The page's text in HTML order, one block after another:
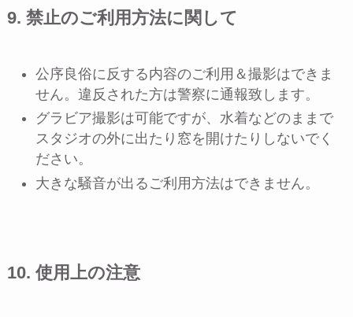
9. 禁止のご利用方法に関して
公序良俗に反する内容のご利用＆撮影はできま
せん。違反された方は警察に通報致します。
グラビア撮影は可能ですが、水着などのままで
スタジオの外に出たり窓を開けたりしないでく
ださい。
大きな騒音が出るご利用方法はできません。
10. 使用上の注意